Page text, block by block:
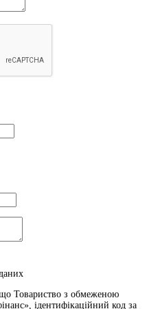
Товариство з обмеженою
ідентифікаційний код за